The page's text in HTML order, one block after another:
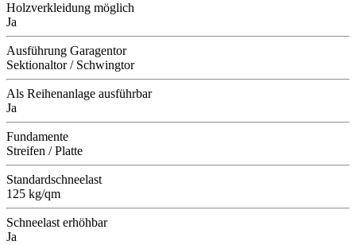
Holzverkleidung möglich
Ja
Ausführung Garagentor
Sektionaltor / Schwingtor
Als Reihenanlage ausführbar
Ja
Fundamente
Streifen / Platte
Standardschneelast
125 kg/qm
Schneelast erhöhbar
Ja